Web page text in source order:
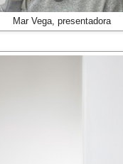
Mar Vega, presentadora